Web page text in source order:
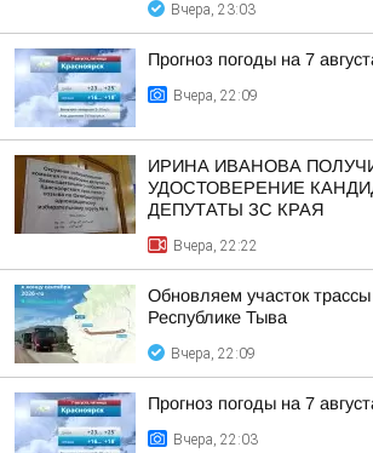
Вчера, 23:03
Прогноз погоды на 7
Вчера, 22:09
ИРИНА ИВАНОВА
УДОСТОВЕРЕНИЕ
ДЕПУТАТЫ ЗС КРАЯ
Вчера, 22:22
Обновляем участок
Республике Тыва
Вчера, 22:09
Прогноз погоды на 7
Вчера, 22:03